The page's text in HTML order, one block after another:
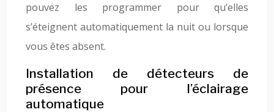
pouvez les programmer pour qu’elles
s’éteignent automatiquement la nuit ou lorsque
vous êtes absent.
Installation de détecteurs de
présence pour l’éclairage
automatique